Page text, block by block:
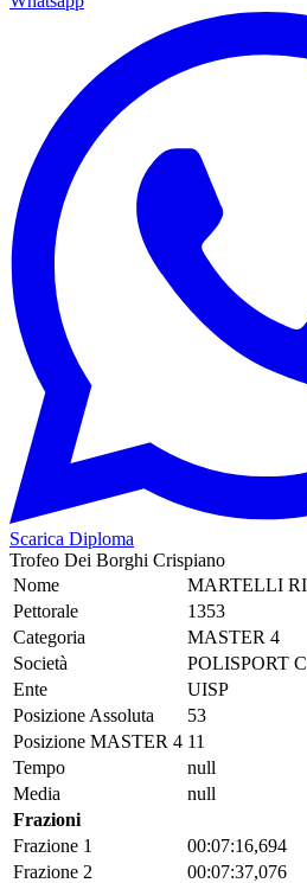
Scarica Diploma
Trofeo Dei Borghi Crispiano
Nome
MARTELLI
Pettorale
1353
Categoria
MASTER 4
Società
POLISPORT
Ente
UISP
Posizione Assoluta
53
Posizione MASTER 4 11
Tempo
null
Media
null
Frazioni
Frazione 1
00:07:16,694
Frazione 2
00:07:37,076